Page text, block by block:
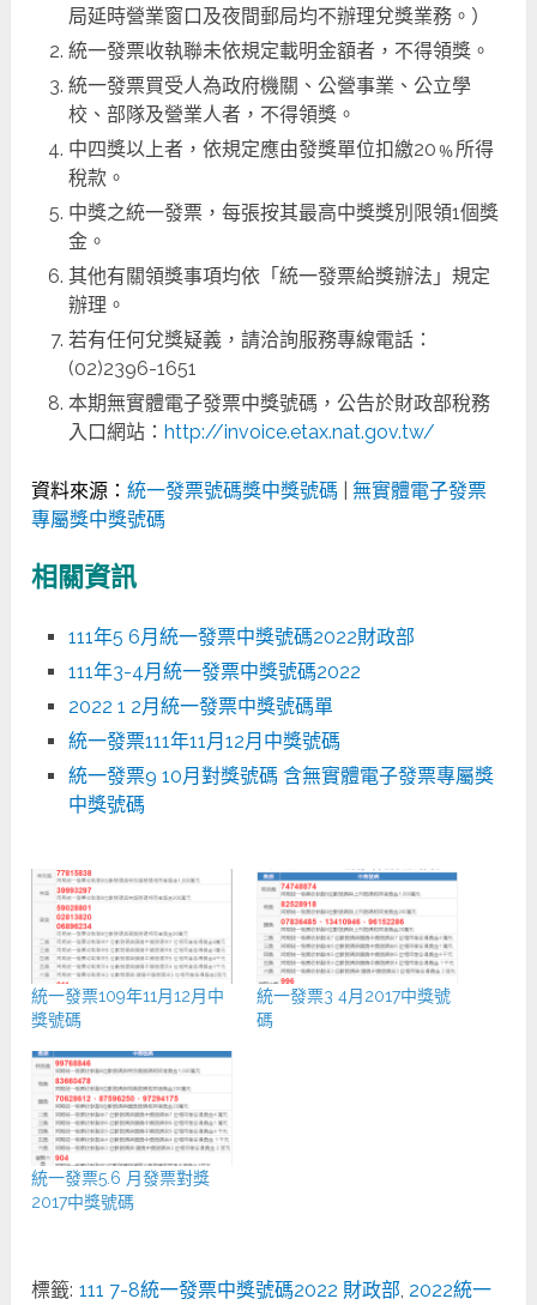
局延時營業窗口及夜間郵局均不辦理兌獎業務。）
統一發票收執聯未依規定載明金額者，不得領獎。
統一發票買受人為政府機關、公營事業、公立學
校、部隊及營業人者，不得領獎。
中四獎以上者，依規定應由發獎單位扣繳20﹪所得
稅款。
中獎之統一發票，每張按其最高中獎獎別限領1個獎
金。
其他有關領獎事項均依「統一發票給獎辦法」規定
辦理。
若有任何兌獎疑義，請洽詢服務專線電話：
(02)2396-1651
本期無實體電子發票中獎號碼，公告於財政部稅務
入口網站： http://invoice.etax.nat.gov.tw/
資料來源：統一發票號碼獎中獎號碼 |無實體電子發票
專屬獎中獎號碼
相關資訊
111年5 6月統一發票中獎號碼2022財政部
111年3-4月統一發票中獎號碼2022
2022 1 2月統一發票中獎號碼單
統一發票111年11月12月中獎號碼
統一發票9 10月對獎號碼 含無實體電子發票專屬獎
中獎號碼
統一發票109年11月12月中
獎號碼
統一發票3 4月2017中獎號
碼
統一發票5.6 月發票對獎
2017中獎號碼
標籤: 111 7-8統一發票中獎號碼2022 財政部 2022統一